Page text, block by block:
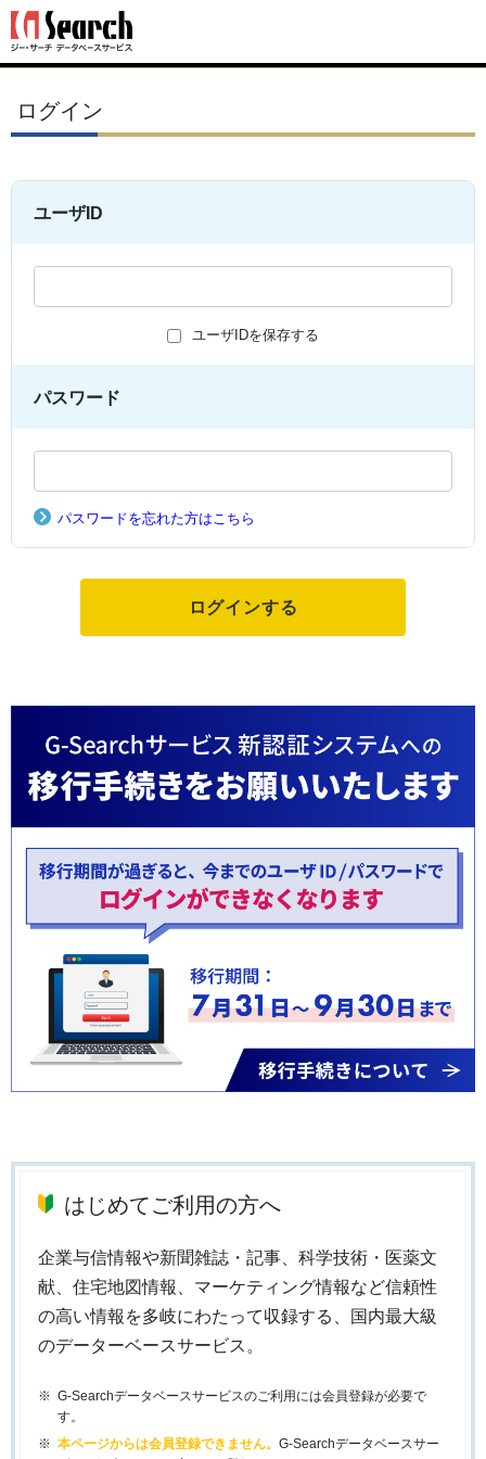
ログイン
ユーザID
ユーザIDを保存する
パスワード
パスワードを忘れた方はこちら
はじめてご利用の方へ
企業与信情報や新聞雑誌・記事、科学技術・医薬文
献、住宅地図情報、マーケティング情報など信頼性
の高い情報を多岐にわたって収録する、国内最大級
のデーターベースサービス。
G-Searchデータベースサービスのご利用には会員登録が必要で
す。
本ページからは会員登録できません。 G-Searchデータベースサー